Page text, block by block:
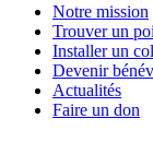
Notre mission
Trouver un
Installer un
Devenir
Actualités
Faire un don